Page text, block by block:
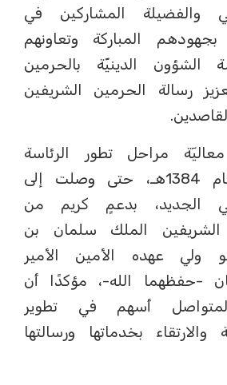
والفضيلة المشاركين في
بجهودهم المباركة وتعاونهم
الشؤون الدينيّة بالحرمين
رسالة الحرمين الشريفين
مراحل تطور الرئاسة
منذ تأسيسها عام 1384هـ، حتى وصلت إلى
الجديد، بدعمٍ كريم من
الملك سلمان بن
ولي عهده الأمين الأمير
-حفظهما الله-، مؤكدًا أن
أسهم في تطوير
والارتقاء بخدماتها ورسالتها